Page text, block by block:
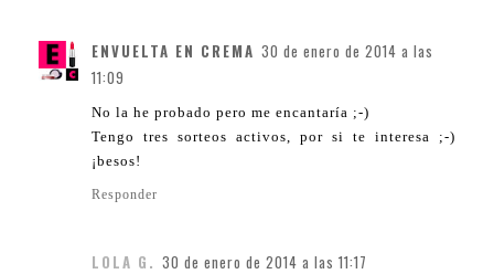
ENVUELTA EN CREMA 30 de enero de 2014 a las
11:09
No la he probado pero me encantaría ;-)
Tengo tres sorteos activos, por si te interesa ;-)
¡besos!
Responder
LOLA G. 30 de enero de 2014 a las 11:17